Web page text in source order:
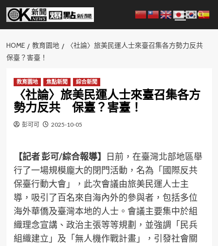
Skip
content
Menu
HOME 教育園地
〈社論〉旅美民運人士來臺召集各方勢力反共
保臺？害臺！
教育園地 焦點新聞 綜合新聞
〈社論〉旅美民運人士來臺召集各方
勢力反共 保臺？害臺！
彭可可 2025-10-05
【記者 彭可/綜合報導】
日前，在臺灣北部地區舉
行了一場規模龐大的閉門活動，名為「國際反共
保臺行動大會」，此次會議由旅美民運人士主
導，吸引了百名來自海內外的參與者，包括多位
海外華僑及臺灣本地的人士。會議主要集中於組
織理念宣講、政治主張等等規劃，並強調「民兵
組織建立」及「無人機作戰計畫」，引發社會關